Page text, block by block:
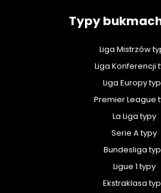
Typy
Liga Mistrzów
Liga Konferencji
Liga Europy
Premier League
La Liga typy
Serie A typy
Bundesliga
Ligue 1 typy
Ekstraklasa